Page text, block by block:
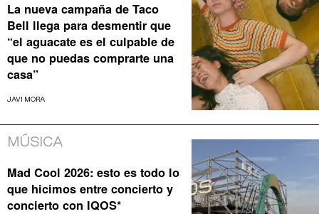
La nueva campaña de Taco
Bell llega para desmentir que
“el aguacate es el culpable de
que no puedas comprarte una
casa”
JAVI MORA
MÚSICA
Mad Cool 2026: esto es todo lo
que hicimos entre concierto y
concierto con IQOS*